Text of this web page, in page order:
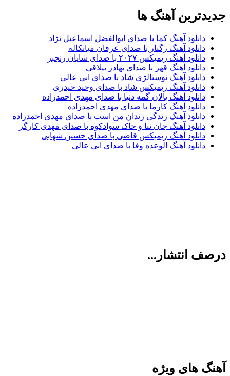
جدیدترین آهنگ ها
دانلود آهنگ کما با صدای ابوالفضل اسماعیل نژاد
دانلود آهنگ رگنار با صدای عرفان میانکاله
دانلود آهنگ ریمیکس ۲۰۲۷ با صدای شایان رنجبر
دانلود آهنگ قهر با صدای بهادر ییلاقی
دانلود آهنگ نوستالژی شاد با صدای ابی عالی
دانلود آهنگ ریمیکس شاد با صدای وحید حیدری
دانلود آهنگ یالان گمه دنیا با صدای مهدی احمدزاده
دانلود آهنگ کارما با صدای مهدی احمدزاده
دانلود آهنگ زندگی زندان من است با صدای مهدی احمدزاده
دانلود آهنگ جان ننا و خاک سوادکوه با صدای مهدی کارگر
دانلود آهنگ ریمیکس قاضی با صدای حسین شهابی
دانلود آهنگ الوعده وفا با صدای ابی عالی
درصف انتشار...
آهنگ های ویژه